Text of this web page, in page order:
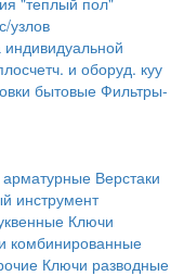
узлов
индивидуальной
и оборуд. куу
бытовые Фильтры-
Верстаки
инструмент
Ключи
комбинированные
Ключи разводные